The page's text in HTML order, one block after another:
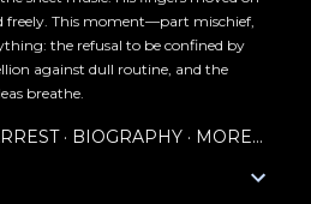
freely. This moment—part mischief,
the refusal to be confined by
against dull routine, and the
breathe.
BIOGRAPHY MORE…